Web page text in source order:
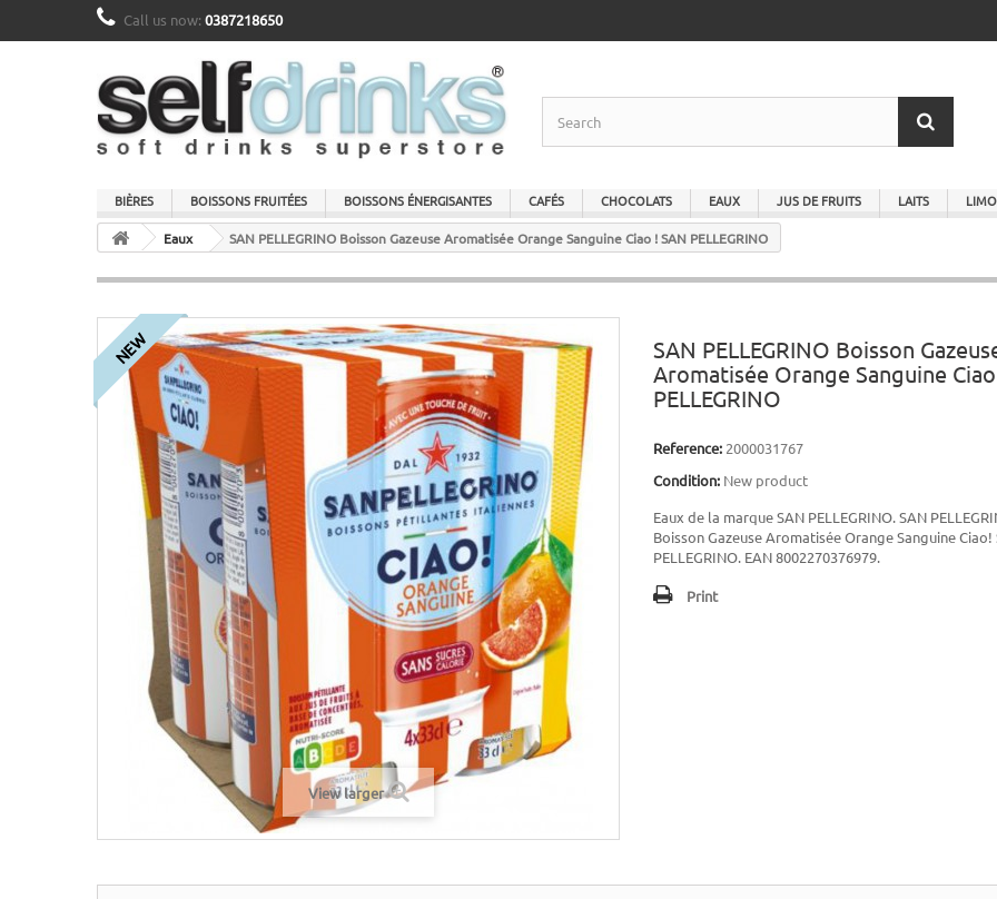
Call us now: 0387218650
BIÈRES BOISSONS FRUITÉES BOISSONS ÉNERGISANTES CAFÉS CHOCOLATS EAUX JUS DE FRUITS LAITS
Eaux SAN PELLEGRINO Boisson Gazeuse Aromatisée Orange Sanguine Ciao ! SAN PELLEGRINO
NEW
View larger
SAN PELLEGRINO Boisson
Aromatisée Orange Sanguine
PELLEGRINO
Reference: 2000031767
Condition: New product
Eaux de la marque SAN PELLEGRINO. SAN
Boisson Gazeuse Aromatisée Orange Sanguine Ciao!
PELLEGRINO. EAN 8002270376979.
Print